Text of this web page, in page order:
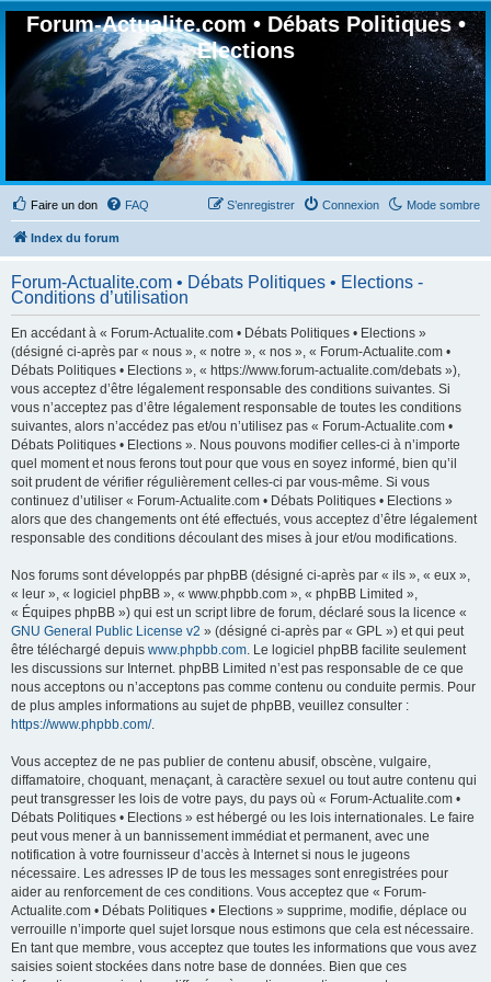
Forum-Actualite.com • Débats Politiques •
Elections
Faire un don Mode sombre
FAQ Connexion
S’enregistrer
Index du forum
Forum-Actualite.com • Débats Politiques • Elections -
Conditions d’utilisation
En accédant à « Forum-Actualite.com • Débats Politiques • Elections »
(désigné ci-après par « nous », « notre », « nos », « Forum-Actualite.com •
Débats Politiques • Elections », « https://www.forum-actualite.com/debats »),
vous acceptez d’être légalement responsable des conditions suivantes. Si
vous n’acceptez pas d’être légalement responsable de toutes les conditions
suivantes, alors n’accédez pas et/ou n’utilisez pas « Forum-Actualite.com •
Débats Politiques • Elections ». Nous pouvons modifier celles-ci à n’importe
quel moment et nous ferons tout pour que vous en soyez informé, bien qu’il
soit prudent de vérifier régulièrement celles-ci par vous-même. Si vous
continuez d’utiliser « Forum-Actualite.com • Débats Politiques • Elections »
alors que des changements ont été effectués, vous acceptez d’être légalement
responsable des conditions découlant des mises à jour et/ou modifications.
Nos forums sont développés par phpBB (désigné ci-après par « ils », « eux »,
« leur », « logiciel phpBB », « www.phpbb.com », « phpBB Limited »,
« Équipes phpBB ») qui est un script libre de forum, déclaré sous la licence «
GNU General Public License v2 » (désigné ci-après par « GPL ») et qui peut
être téléchargé depuis www.phpbb.com. Le logiciel phpBB facilite seulement
les discussions sur Internet. phpBB Limited n’est pas responsable de ce que
nous acceptons ou n’acceptons pas comme contenu ou conduite permis. Pour
de plus amples informations au sujet de phpBB, veuillez consulter :
https://www.phpbb.com/.
Vous acceptez de ne pas publier de contenu abusif, obscène, vulgaire,
diffamatoire, choquant, menaçant, à caractère sexuel ou tout autre contenu qui
peut transgresser les lois de votre pays, du pays où « Forum-Actualite.com •
Débats Politiques • Elections » est hébergé ou les lois internationales. Le faire
peut vous mener à un bannissement immédiat et permanent, avec une
notification à votre fournisseur d’accès à Internet si nous le jugeons
nécessaire. Les adresses IP de tous les messages sont enregistrées pour
aider au renforcement de ces conditions. Vous acceptez que « Forum-
Actualite.com • Débats Politiques • Elections » supprime, modifie, déplace ou
verrouille n’importe quel sujet lorsque nous estimons que cela est nécessaire.
En tant que membre, vous acceptez que toutes les informations que vous avez
saisies soient stockées dans notre base de données. Bien que ces